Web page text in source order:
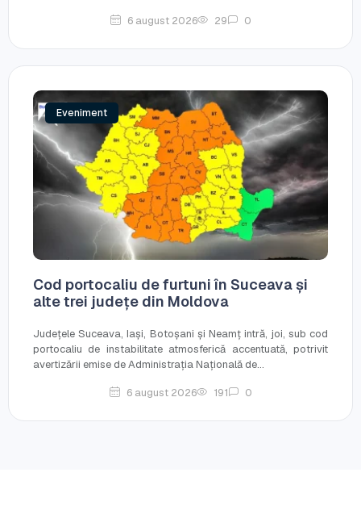
6 august 2026 29 0
Eveniment
Cod portocaliu de furtuni în Suceava și
alte trei județe din Moldova
Județele Suceava, Iași, Botoșani și Neamț intră, joi, sub cod
portocaliu de instabilitate atmosferică accentuată, potrivit
avertizării emise de Administrația Națională de...
6 august 2026 191 0